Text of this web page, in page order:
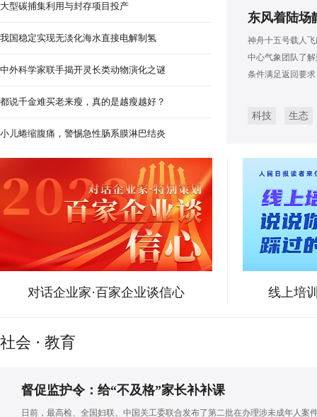
江西宜黄：“农文旅”融合发展 拓宽
东风着陆场
神舟十五号载人
中心气象团队了
条件满足返回要
科技 生态
大型碳捕集利用与封存项目投产
我国稳定实现无淡化海水直接电解制氢
中外科学家联手揭开灵长类动物演化之谜
都说千金难买老来瘦，真的是越瘦越好？
小儿蜷缩腹痛，警惕急性肠系膜淋巴结炎
对话企业家·百家企业谈信心 线上培
社会 · 教育
督促监护令：给“不及格”家长补补课
日前，最高检、全国妇联、中国关工委联合发布了第二批在办理涉未成年人案